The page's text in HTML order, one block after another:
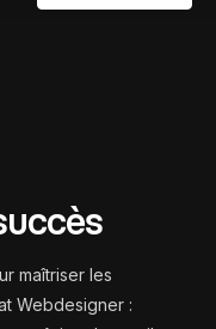
Retour
Ressources Premium
maîtriser les
Webdesigner :